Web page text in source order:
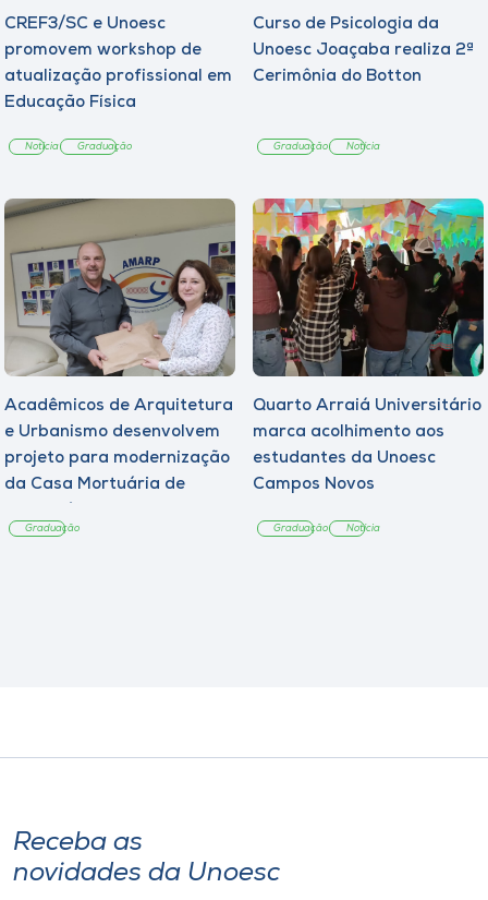
CREF3/SC e Unoesc
promovem workshop de
atualização profissional em
Educação Física
Notícia Graduação
Curso de Psicologia da
Unoesc Joaçaba realiza 2ª
Cerimônia do Botton
Graduação Notícia
Acadêmicos de Arquitetura
e Urbanismo desenvolvem
projeto para modernização
da Casa Mortuária de
Graduação
Quarto Arraiá Universitário
marca acolhimento aos
estudantes da Unoesc
Campos Novos
Graduação Notícia
Receba as
novidades da Unoesc